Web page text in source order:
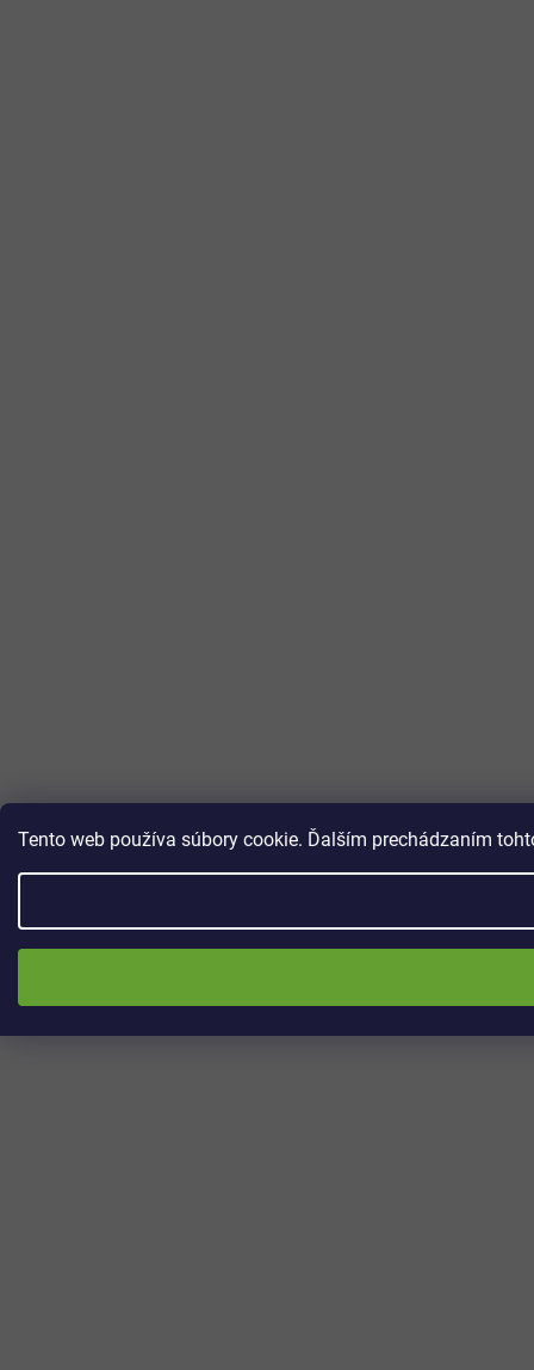
Tento web používa súbory cookie. Ďalším prechádzaním